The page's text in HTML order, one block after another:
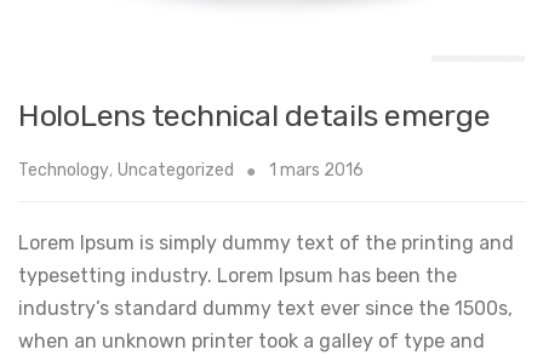
HoloLens technical details emerge
Technology, Uncategorized 1 mars 2016
Lorem Ipsum is simply dummy text of the printing and
typesetting industry. Lorem Ipsum has been the
industry’s standard dummy text ever since the 1500s,
when an unknown printer took a galley of type and